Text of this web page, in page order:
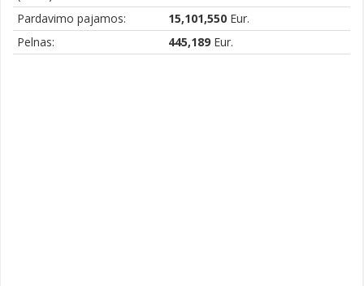
Pardavimo pajamos: 15,101,550 Eur.
Pelnas:
445,189 Eur.